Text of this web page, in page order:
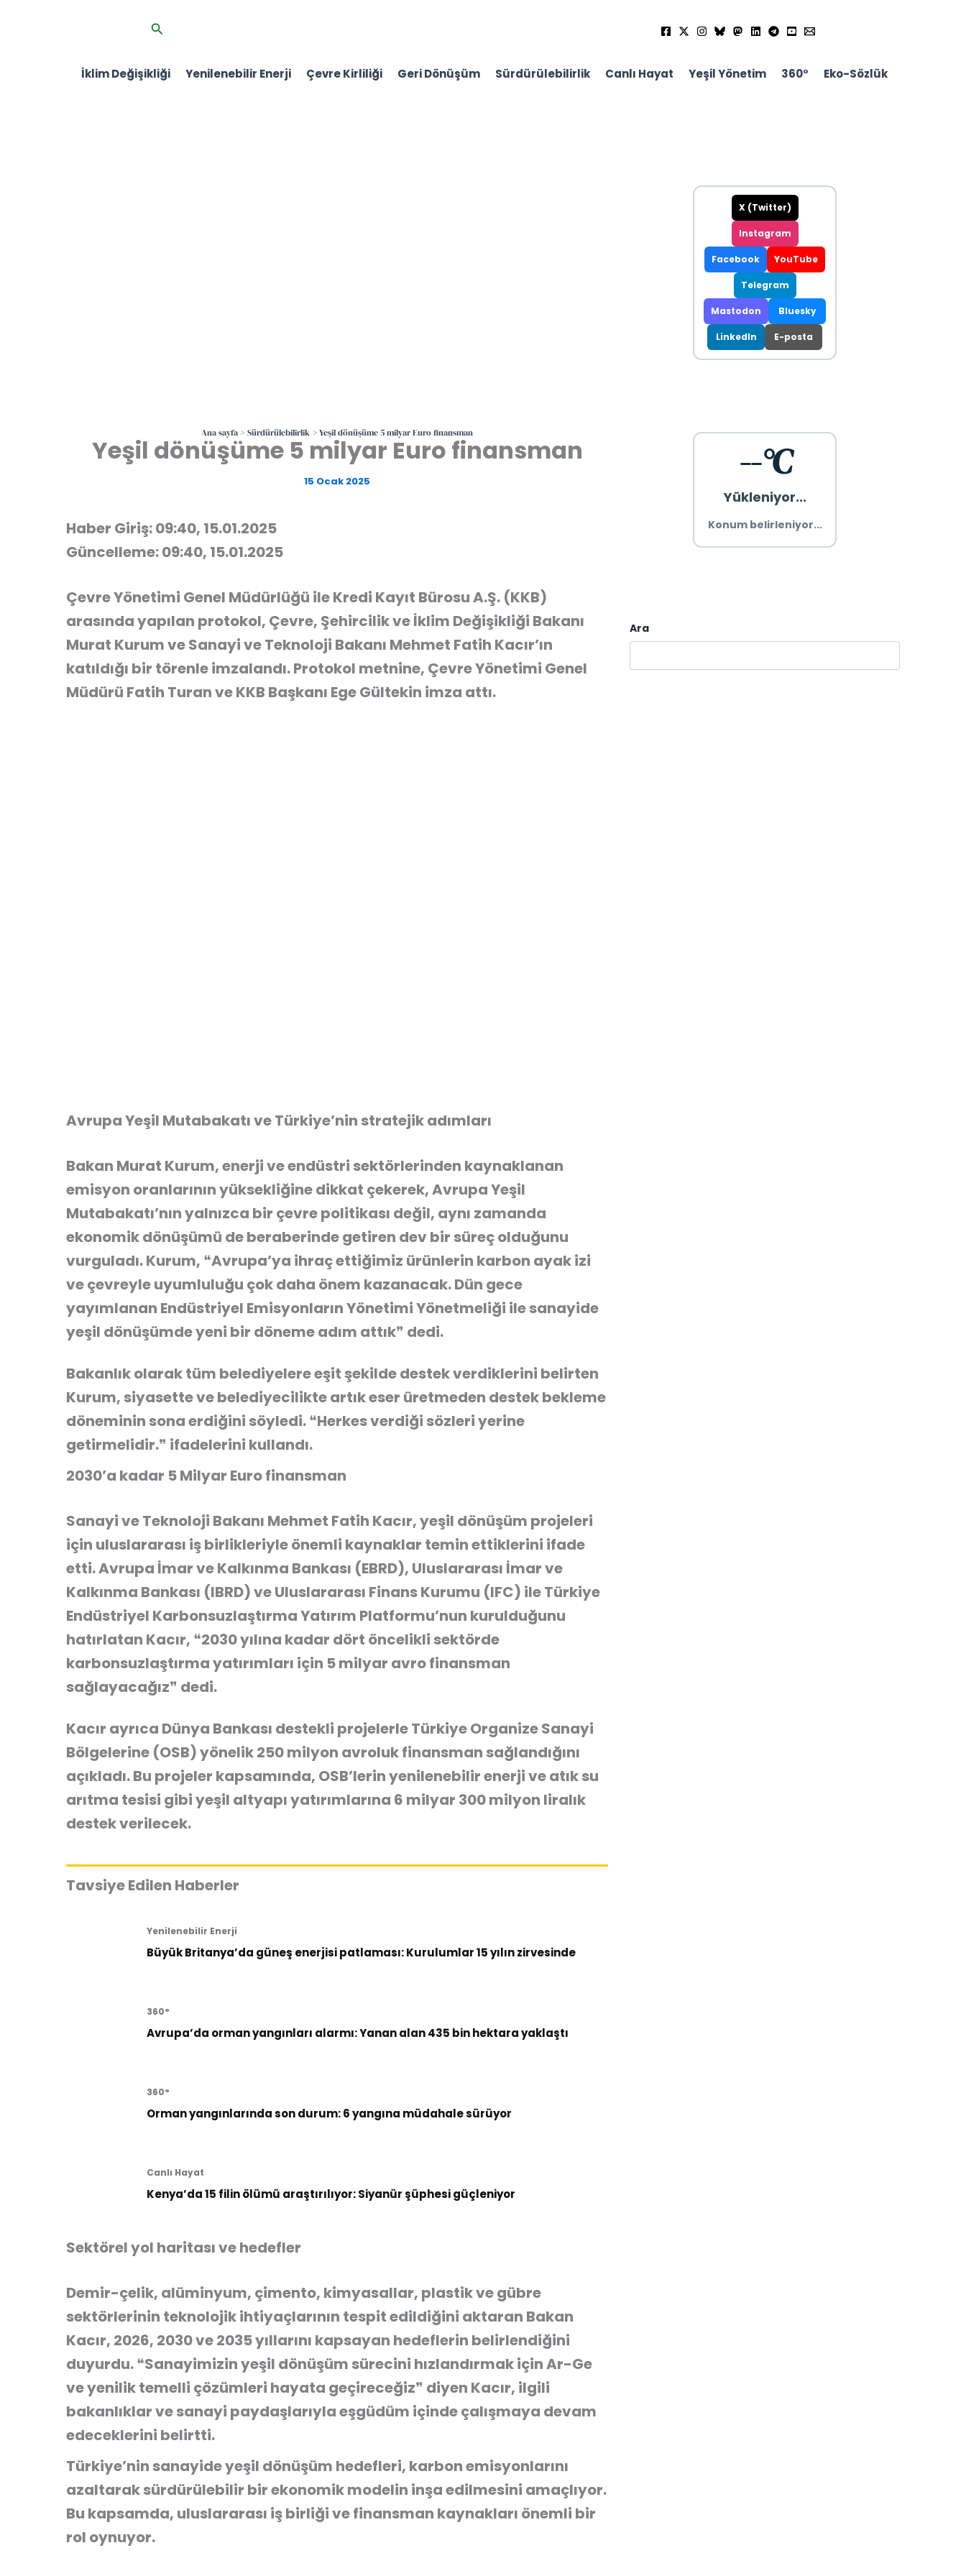
Arama
İklim Değişikliği Yenilenebilir Enerji Çevre Kirliliği Geri Dönüşüm Sürdürülebilirlik Canlı Hayat Yeşil Yönetim 360° Eko-Sözlük
Ana sayfa Sürdürülebilirlik Yeşil dönüşüme 5 milyar Euro finansman
Yeşil dönüşüme 5 milyar Euro finansman
15 Ocak 2025
Haber Giriş: 09:40, 15.01.2025
Güncelleme: 09:40, 15.01.2025
Çevre Yönetimi Genel Müdürlüğü ile Kredi Kayıt Bürosu A.Ş. (KKB)
arasında yapılan protokol, Çevre, Şehircilik ve İklim Değişikliği Bakanı
Murat Kurum ve Sanayi ve Teknoloji Bakanı Mehmet Fatih Kacır’ın
katıldığı bir törenle imzalandı. Protokol metnine, Çevre Yönetimi Genel
Müdürü Fatih Turan ve KKB Başkanı Ege Gültekin imza attı.
Avrupa Yeşil Mutabakatı ve Türkiye’nin stratejik adımları
Bakan Murat Kurum, enerji ve endüstri sektörlerinden kaynaklanan
emisyon oranlarının yüksekliğine dikkat çekerek, Avrupa Yeşil
Mutabakatı’nın yalnızca bir çevre politikası değil, aynı zamanda
ekonomik dönüşümü de beraberinde getiren dev bir süreç olduğunu
vurguladı. Kurum, ❝Avrupa’ya ihraç ettiğimiz ürünlerin karbon ayak izi
ve çevreyle uyumluluğu çok daha önem kazanacak. Dün gece
yayımlanan Endüstriyel Emisyonların Yönetimi Yönetmeliği ile sanayide
yeşil dönüşümde yeni bir döneme adım attık❞ dedi.
Bakanlık olarak tüm belediyelere eşit şekilde destek verdiklerini belirten
Kurum, siyasette ve belediyecilikte artık eser üretmeden destek bekleme
döneminin sona erdiğini söyledi. ❝Herkes verdiği sözleri yerine
getirmelidir.❞ ifadelerini kullandı.
2030’a kadar 5 Milyar Euro finansman
Sanayi ve Teknoloji Bakanı Mehmet Fatih Kacır, yeşil dönüşüm projeleri
için uluslararası iş birlikleriyle önemli kaynaklar temin ettiklerini ifade
etti. Avrupa İmar ve Kalkınma Bankası (EBRD), Uluslararası İmar ve
Kalkınma Bankası (IBRD) ve Uluslararası Finans Kurumu (IFC) ile Türkiye
Endüstriyel Karbonsuzlaştırma Yatırım Platformu’nun kurulduğunu
hatırlatan Kacır, ❝2030 yılına kadar dört öncelikli sektörde
karbonsuzlaştırma yatırımları için 5 milyar avro finansman
sağlayacağız❞ dedi.
Kacır ayrıca Dünya Bankası destekli projelerle Türkiye Organize Sanayi
Bölgelerine (OSB) yönelik 250 milyon avroluk finansman sağlandığını
açıkladı. Bu projeler kapsamında, OSB’lerin yenilenebilir enerji ve atık su
arıtma tesisi gibi yeşil altyapı yatırımlarına 6 milyar 300 milyon liralık
destek verilecek.
Tavsiye Edilen Haberler
Yenilenebilir Enerji
Büyük Britanya’da güneş enerjisi patlaması: Kurulumlar 15 yılın zirvesinde
360°
Avrupa’da orman yangınları alarmı: Yanan alan 435 bin hektara yaklaştı
360°
Orman yangınlarında son durum: 6 yangına müdahale sürüyor
Canlı Hayat
Kenya’da 15 filin ölümü araştırılıyor: Siyanür şüphesi güçleniyor
Sektörel yol haritası ve hedefler
Demir-çelik, alüminyum, çimento, kimyasallar, plastik ve gübre
sektörlerinin teknolojik ihtiyaçlarının tespit edildiğini aktaran Bakan
Kacır, 2026, 2030 ve 2035 yıllarını kapsayan hedeflerin belirlendiğini
duyurdu. ❝Sanayimizin yeşil dönüşüm sürecini hızlandırmak için Ar-Ge
ve yenilik temelli çözümleri hayata geçireceğiz❞ diyen Kacır, ilgili
bakanlıklar ve sanayi paydaşlarıyla eşgüdüm içinde çalışmaya devam
edeceklerini belirtti.
Türkiye’nin sanayide yeşil dönüşüm hedefleri, karbon emisyonlarını
azaltarak sürdürülebilir bir ekonomik modelin inşa edilmesini amaçlıyor.
Bu kapsamda, uluslararası iş birliği ve finansman kaynakları önemli bir
rol oynuyor.
X (Twitter)
Instagram
Facebook YouTube
Telegram
Mastodon Bluesky
LinkedIn E-posta
--°C
Yükleniyor...
Konum belirleniyor...
Ara